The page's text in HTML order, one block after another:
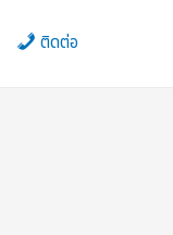
ติดต่อ